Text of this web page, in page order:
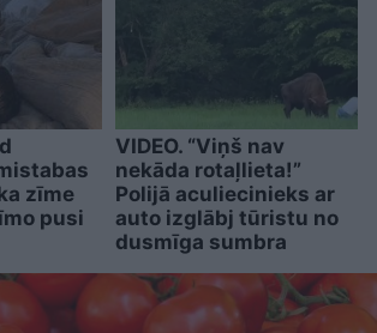
zīme
pusi
VIDEO. “Viņš nav
nekāda rotaļlieta!”
Polijā aculiecinieks ar
auto izglābj tūristu no
dusmīga sumbra